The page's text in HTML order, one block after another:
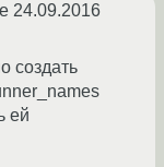
24.09.2016
создать
ей